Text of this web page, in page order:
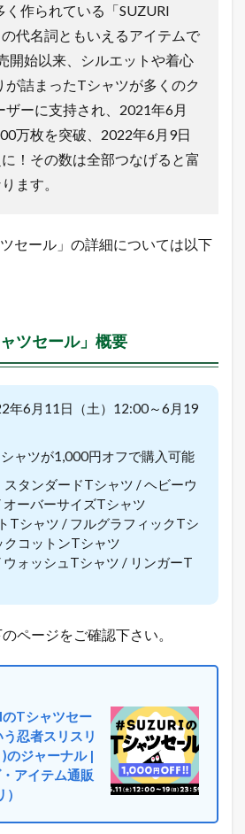
く作られている「SUZURI
代名詞ともいえるアイテムで
開始以来、シルエットや着心
が詰まったTシャツが多くのク
ザーに支持され、2021年6月
万枚を突破、2022年6月9日
！その数は全部つなげると富
ます。
ツセール」の詳細については以下
ツセール」概要
年6月11日（土）12:00～6月19
ャツが1,000円オフで購入可能
タンダードTシャツ / ヘビーウ
ーバーサイズTシャツ
Tシャツ / フルグラフィックTシ
クコットンTシャツ
ウォッシュTシャツ / リンガーT
ページをご確認下さい。
のTシャツセー
忍者スリスリ
のジャーナル |
アイテム通販